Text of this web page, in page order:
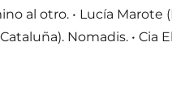
al otro. • Lucía Marote
Nomadis. • Cia
Circuito Acieloabierto